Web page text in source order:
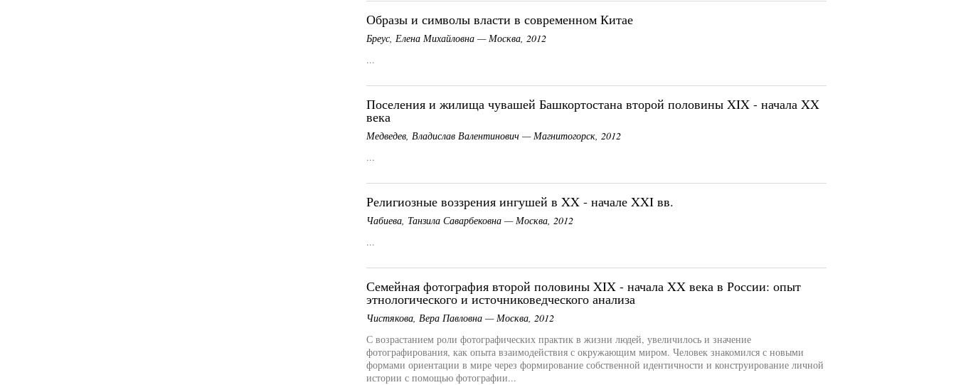
Образы и символы власти в современном Китае
Бреус, Елена Михайловна — Москва, 2012
...
Поселения и жилища чувашей Башкортостана второй половины XIX - начала XX
века
Медведев, Владислав Валентинович — Магнитогорск, 2012
...
Религиозные воззрения ингушей в XX - начале XXI вв.
Чабиева, Танзила Саварбековна — Москва, 2012
...
Семейная фотография второй половины XIX - начала XX века в России: опыт
этнологического и источниковедческого анализа
Чистякова, Вера Павловна — Москва, 2012
С возрастанием роли фотографических практик в жизни людей, увеличилось и значение
фотографирования, как опыта взаимодействия с окружающим миром. Человек знакомился с новыми
формами ориентации в мире через формирование собственной идентичности и конструирование личной
истории с помощью фотографии...